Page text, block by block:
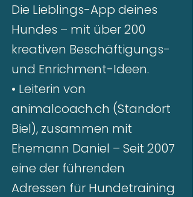
Die Lieblings-App deines
Hundes – mit über 200
kreativen Beschäftigungs-
und Enrichment-Ideen.
• Leiterin von
animalcoach.ch (Standort
Biel), zusammen mit
Ehemann Daniel – Seit 2007
eine der führenden
Adressen für Hundetraining